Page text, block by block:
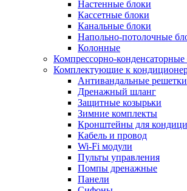
Настенные блоки
Кассетные блоки
Канальные блоки
Напольно-потолочные
Колонные
Компрессорно-конденсаторные
Комплектующие к
Антивандальные решетки
Дренажный шланг
Защитные козырьки
Зимние комплекты
Кронштейны для
Кабель и провод
Wi-Fi модули
Пульты управления
Помпы дренажные
Панели